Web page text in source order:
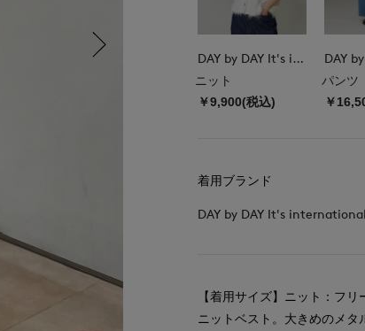
DAY by DAY It's international
ニット
￥9,900(税込)
パンツ
￥
着用ブランド
DAY by DAY It's international
【着用サイズ】ニット：フ
ニットベスト。大きめのメ